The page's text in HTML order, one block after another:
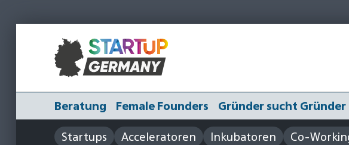
Beratung Female Founders Gründer sucht Gründer
Startups
Acceleratoren Inkubatoren Co-